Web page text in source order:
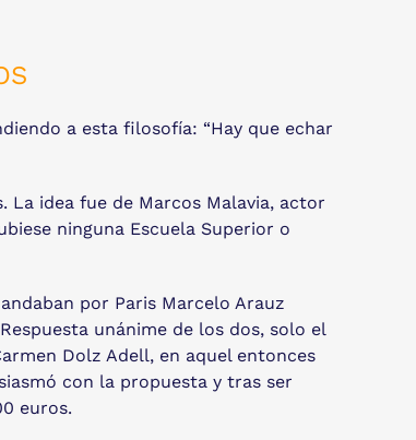
a esta filosofía: “Hay que echar
La idea fue de Marcos Malavia, actor
ninguna Escuela Superior o
por Paris Marcelo Arauz
unánime de los dos, solo el
Dolz Adell, en aquel entonces
con la propuesta y tras ser
euros.